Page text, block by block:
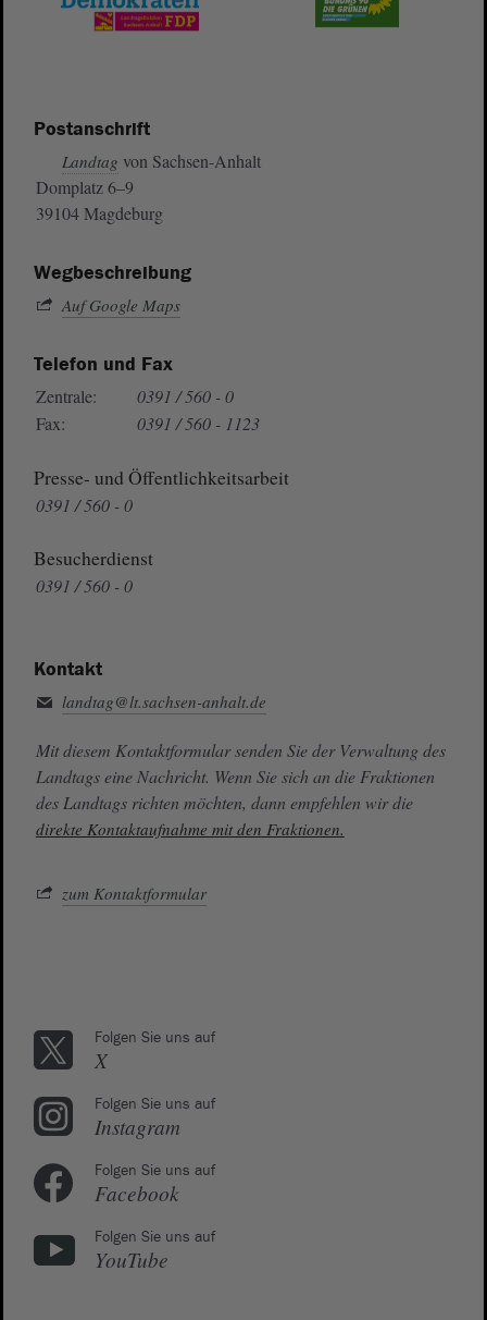
Postanschrift
Landtag von Sachsen-Anhalt
Domplatz 6–9
39104 Magdeburg
Wegbeschreibung
Auf Google Maps
Telefon und Fax
Zentrale:
0391 / 560 - 0
Fax:
0391 / 560 - 1123
Presse- und Öffentlichkeitsarbeit
0391 / 560 - 0
Besucherdienst
0391 / 560 - 0
Kontakt
landtag@lt.sachsen-anhalt.de
Mit diesem Kontaktformular senden Sie der Verwaltung des
Landtags eine Nachricht. Wenn Sie sich an die Fraktionen
des Landtags richten möchten, dann empfehlen wir die
direkte Kontaktaufnahme mit den Fraktionen.
zum Kontaktformular
Folgen Sie uns auf
X
Folgen Sie uns auf
Instagram
Folgen Sie uns auf
Facebook
Folgen Sie uns auf
YouTube